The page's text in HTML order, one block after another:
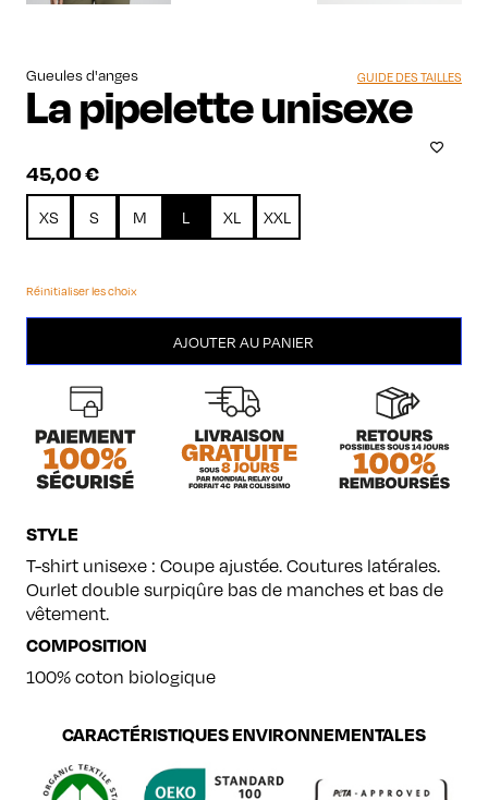
Gueules d'anges
La pipelette unisexe
45,00€
GUIDE DES TAILLES
XS S M L XL XXL
Réinitialiser les choix
pipelette
AJOUTER AU PANIER
STYLE
T-shirt unisexe : Coupe ajustée. Coutures latérales.
Ourlet double surpiqûre bas de manches et bas de
vêtement.
COMPOSITION
100% coton biologique
CARACTÉRISTIQUES ENVIRONNEMENTALES